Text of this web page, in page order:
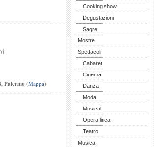
Palermo(Mappa)
Cooking show
Degustazioni
Sagre
Mostre
Spettacoli
Cabaret
Cinema
Danza
Moda
Musical
Opera lirica
Teatro
Musica